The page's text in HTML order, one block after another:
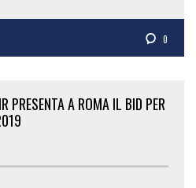
0
PRESENTA A ROMA IL BID PER